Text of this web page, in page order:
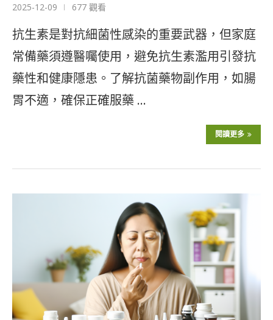
2025-12-09 677 觀看
抗生素是對抗細菌性感染的重要武器，但家庭
常備藥須遵醫囑使用，避免抗生素濫用引發抗
藥性和健康隱患。了解抗菌藥物副作用，如腸
胃不適，確保正確服藥 …
閱讀更多